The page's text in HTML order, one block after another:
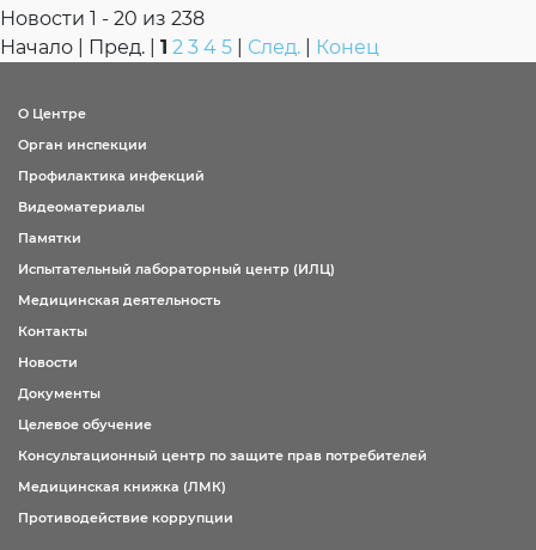
Новости 1 - 20 из 238
Начало | Пред. | 1 2 3 4 5 След. Конец
О Центре
Орган инспекции
Профилактика инфекций
Видеоматериалы
Памятки
Испытательный лабораторный центр (ИЛЦ)
Медицинская деятельность
Контакты
Новости
Документы
Целевое обучение
Консультационный центр по защите прав потребителей
Медицинская книжка (ЛМК)
Противодействие коррупции